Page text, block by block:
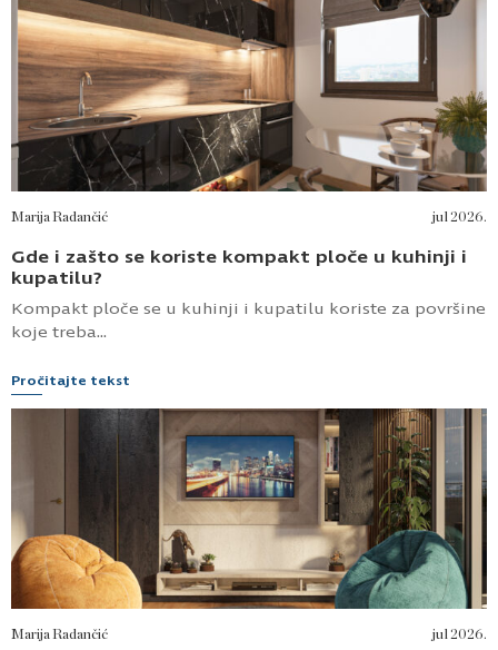
Marija Radančić jul 2026.
Gde i zašto se koriste kompakt ploče u kuhinji i
kupatilu?
Kompakt ploče se u kuhinji i kupatilu koriste za površine
koje treba...
Pročitajte tekst
Marija Radančić jul 2026.